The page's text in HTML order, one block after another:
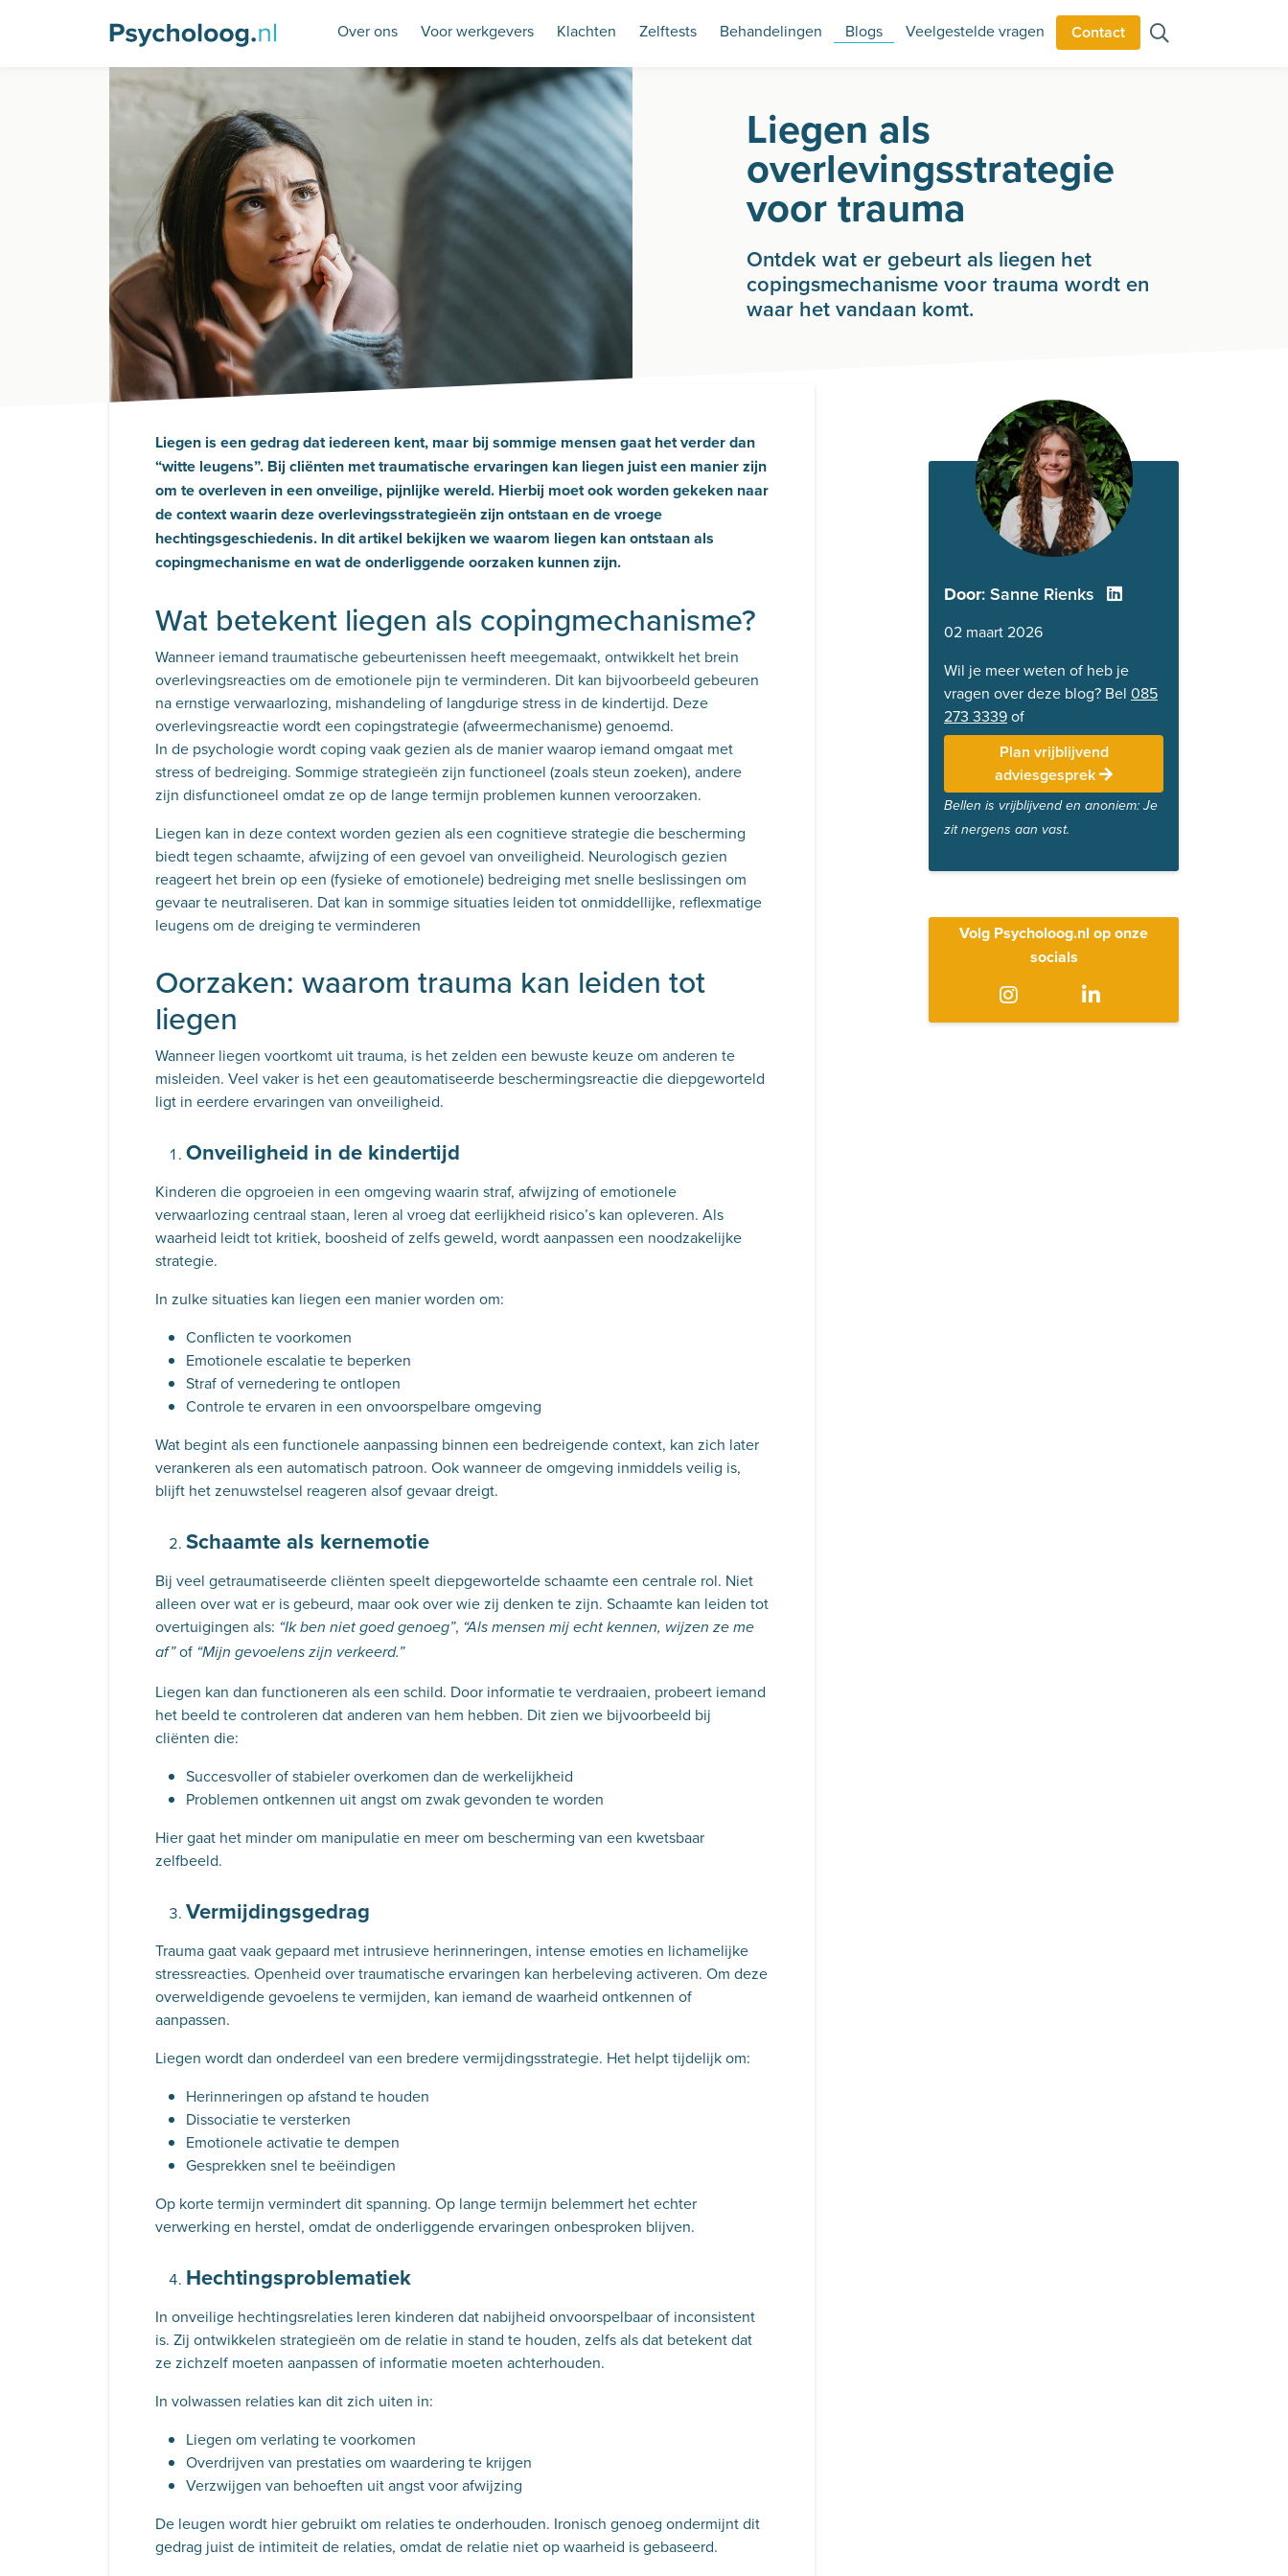
Over ons Voor werkgevers Klachten Zelftests Behandelingen Blogs Veelgestelde vragen Contact
Liegen als
overlevingsstrategie
voor trauma
Ontdek wat er gebeurt als liegen het
copingsmechanisme voor trauma wordt en
waar het vandaan komt.
Liegen is een gedrag dat iedereen kent, maar bij sommige mensen gaat het verder dan
“witte leugens”. Bij cliënten met traumatische ervaringen kan liegen juist een manier zijn
om te overleven in een onveilige, pijnlijke wereld. Hierbij moet ook worden gekeken naar
de context waarin deze overlevingsstrategieën zijn ontstaan en de vroege
hechtingsgeschiedenis. In dit artikel bekijken we waarom liegen kan ontstaan als
copingmechanisme en wat de onderliggende oorzaken kunnen zijn.
Wat betekent liegen als copingmechanisme?
Wanneer iemand traumatische gebeurtenissen heeft meegemaakt, ontwikkelt het brein
overlevingsreacties om de emotionele pijn te verminderen. Dit kan bijvoorbeeld gebeuren
na ernstige verwaarlozing, mishandeling of langdurige stress in de kindertijd. Deze
overlevingsreactie wordt een copingstrategie (afweermechanisme) genoemd.
In de psychologie wordt coping vaak gezien als de manier waarop iemand omgaat met
stress of bedreiging. Sommige strategieën zijn functioneel (zoals steun zoeken), andere
zijn disfunctioneel omdat ze op de lange termijn problemen kunnen veroorzaken.
Liegen kan in deze context worden gezien als een cognitieve strategie die bescherming
biedt tegen schaamte, afwijzing of een gevoel van onveiligheid. Neurologisch gezien
reageert het brein op een (fysieke of emotionele) bedreiging met snelle beslissingen om
gevaar te neutraliseren. Dat kan in sommige situaties leiden tot onmiddellijke, reflexmatige
leugens om de dreiging te verminderen
Oorzaken: waarom trauma kan leiden tot
liegen
Wanneer liegen voortkomt uit trauma, is het zelden een bewuste keuze om anderen te
misleiden. Veel vaker is het een geautomatiseerde beschermingsreactie die diepgeworteld
ligt in eerdere ervaringen van onveiligheid.
Onveiligheid in de kindertijd
Kinderen die opgroeien in een omgeving waarin straf, afwijzing of emotionele
verwaarlozing centraal staan, leren al vroeg dat eerlijkheid risico’s kan opleveren. Als
waarheid leidt tot kritiek, boosheid of zelfs geweld, wordt aanpassen een noodzakelijke
strategie.
In zulke situaties kan liegen een manier worden om:
Conflicten te voorkomen
Emotionele escalatie te beperken
Straf of vernedering te ontlopen
Controle te ervaren in een onvoorspelbare omgeving
Wat begint als een functionele aanpassing binnen een bedreigende context, kan zich later
verankeren als een automatisch patroon. Ook wanneer de omgeving inmiddels veilig is,
blijft het zenuwstelsel reageren alsof gevaar dreigt.
Schaamte als kernemotie
Bij veel getraumatiseerde cliënten speelt diepgewortelde schaamte een centrale rol. Niet
alleen over wat er is gebeurd, maar ook over wie zij denken te zijn. Schaamte kan leiden tot
overtuigingen als: “Ik ben niet goed genoeg”, “Als mensen mij echt kennen, wijzen ze me
af”of “Mijn gevoelens zijn verkeerd.”
Liegen kan dan functioneren als een schild. Door informatie te verdraaien, probeert iemand
het beeld te controleren dat anderen van hem hebben. Dit zien we bijvoorbeeld bij
cliënten die:
Succesvoller of stabieler overkomen dan de werkelijkheid
Problemen ontkennen uit angst om zwak gevonden te worden
Hier gaat het minder om manipulatie en meer om bescherming van een kwetsbaar
zelfbeeld.
Vermijdingsgedrag
Trauma gaat vaak gepaard met intrusieve herinneringen, intense emoties en lichamelijke
stressreacties. Openheid over traumatische ervaringen kan herbeleving activeren. Om deze
overweldigende gevoelens te vermijden, kan iemand de waarheid ontkennen of
aanpassen.
Liegen wordt dan onderdeel van een bredere vermijdingsstrategie. Het helpt tijdelijk om:
Herinneringen op afstand te houden
Dissociatie te versterken
Emotionele activatie te dempen
Gesprekken snel te beëindigen
Op korte termijn vermindert dit spanning. Op lange termijn belemmert het echter
verwerking en herstel, omdat de onderliggende ervaringen onbesproken blijven.
Hechtingsproblematiek
In onveilige hechtingsrelaties leren kinderen dat nabijheid onvoorspelbaar of inconsistent
is. Zij ontwikkelen strategieën om de relatie in stand te houden, zelfs als dat betekent dat
ze zichzelf moeten aanpassen of informatie moeten achterhouden.
In volwassen relaties kan dit zich uiten in:
Liegen om verlating te voorkomen
Overdrijven van prestaties om waardering te krijgen
Verzwijgen van behoeften uit angst voor afwijzing
De leugen wordt hier gebruikt om relaties te onderhouden. Ironisch genoeg ondermijnt dit
gedrag juist de intimiteit de relaties, omdat de relatie niet op waarheid is gebaseerd.
Door: Sanne Rienks
02 maart 2026
Wil je meer weten of heb je
vragen over deze blog? Bel 085
273 3339of
Plan vrijblijvend
adviesgesprek
Bellen is vrijblijvend en anoniem: Je
zit nergens aan vast.
Volg Psycholoog.nl op onze
socials